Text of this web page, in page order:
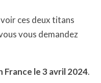
ces deux titans
vous demandez
France le 3 avril 2024.